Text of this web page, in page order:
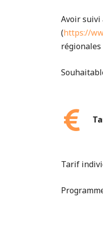
Avoir suivi
(https://
Tarif